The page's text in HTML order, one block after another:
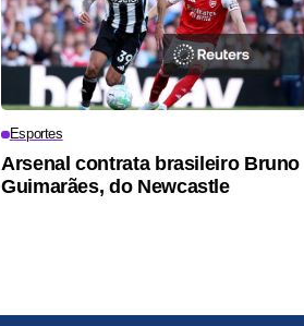
Esportes
Arsenal contrata brasileiro Bruno
Guimarães, do Newcastle